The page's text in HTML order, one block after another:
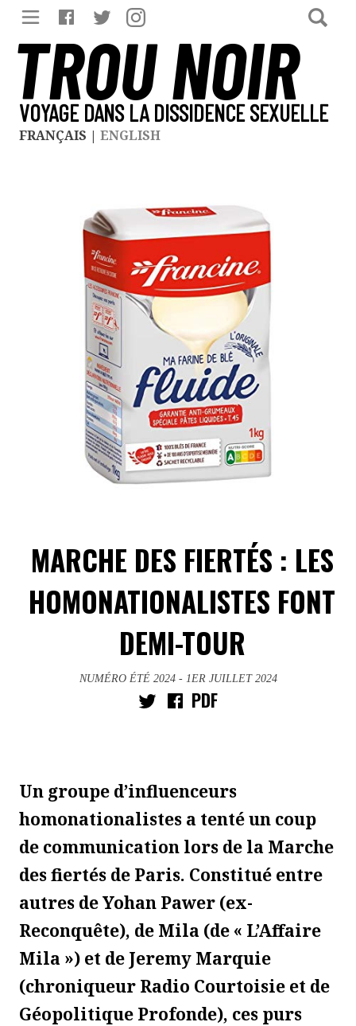
TROU NOIR
VOYAGE DANS LA DISSIDENCE SEXUELLE
FRANÇAIS | ENGLISH
MARCHE DES FIERTÉS : LES
HOMONATIONALISTES FONT
DEMI-TOUR
NUMÉRO ÉTÉ 2024 - 1ER JUILLET 2024
PDF
Un groupe d’influenceurs
homonationalistes a tenté un coup
de communication lors de la Marche
des fiertés de Paris. Constitué entre
autres de Yohan Pawer (ex-
Reconquête), de Mila (de « L’Affaire
Mila ») et de Jeremy Marquie
(chroniqueur Radio Courtoisie et de
Géopolitique Profonde), ces purs